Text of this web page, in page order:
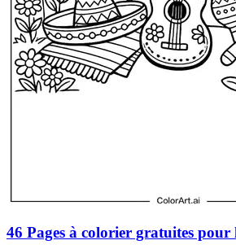
46 Pages à colorier gratuites